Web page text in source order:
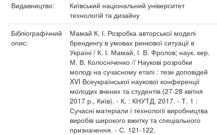
Видавництво:
Київський національний університет
технологій та дизайну
Бібліографічний
опис:
Мамай К. І. Розробка авторської моделі
брендингу в умовах ринкової ситуації в
Україні / К. І. Мамай, І. В. Фролов; наук. кер.
М. В. Колосніченко // Наукові розробки
молоді на сучасному етапі : тези доповідей
XVI Всеукраїнської наукової конференції
молодих вчених та студентів (27-28 квітня
2017 р., Київ). - К. : КНУТД, 2017. - Т. 1 :
Сучасні матеріали і технології виробництва
виробів широкого вжитку та спеціального
призначення. - С. 121-122.